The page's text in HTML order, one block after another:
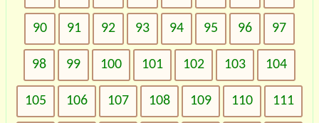
90 91 92 93 94 95 96 97
98 99 100 101 102 103 104
105 106 107 108 109 110 111